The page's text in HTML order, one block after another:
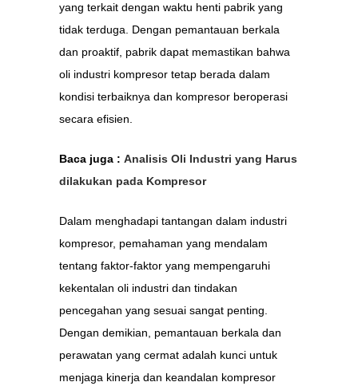
yang terkait dengan waktu henti pabrik yang
tidak terduga. Dengan pemantauan berkala
dan proaktif, pabrik dapat memastikan bahwa
oli industri kompresor tetap berada dalam
kondisi terbaiknya dan kompresor beroperasi
secara efisien.
Baca juga : Analisis Oli Industri yang Harus
dilakukan pada Kompresor
Dalam menghadapi tantangan dalam industri
kompresor, pemahaman yang mendalam
tentang faktor-faktor yang mempengaruhi
kekentalan oli industri dan tindakan
pencegahan yang sesuai sangat penting.
Dengan demikian, pemantauan berkala dan
perawatan yang cermat adalah kunci untuk
menjaga kinerja dan keandalan kompresor